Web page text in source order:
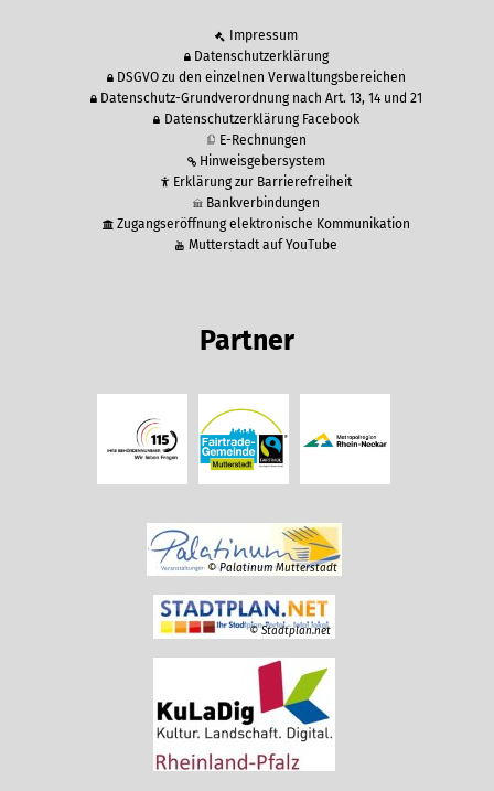
Impressum
Datenschutzerklärung
DSGVO zu den einzelnen Verwaltungsbereichen
Datenschutz-Grundverordnung nach Art. 13, 14 und 21
Datenschutzerklärung Facebook
E-Rechnungen
Hinweisgebersystem
Erklärung zur Barrierefreiheit
Bankverbindungen
Zugangseröffnung elektronische Kommunikation
Mutterstadt auf YouTube
Partner
© Palatinum Mutterstadt
© Stadtplan.net